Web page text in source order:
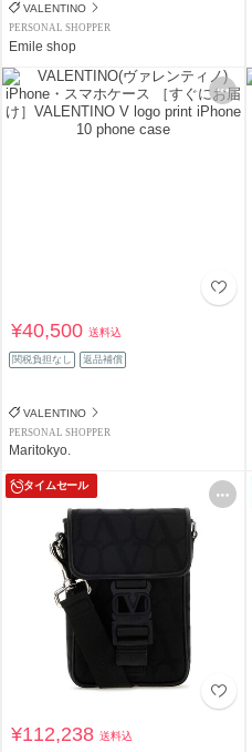
VALENTINO
PERSONAL SHOPPER
Emile shop
¥40,500送料込
関税負担なし 返品補償
VALENTINO
PERSONAL SHOPPER
Maritokyo.
タイムセール
¥112,238送料込